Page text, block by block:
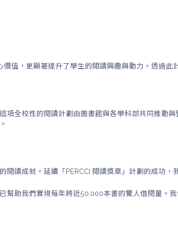
值，更顯著提升了學生的閱讀興趣與動力。透過此
全校性的閱讀計劃由圖書館與各學科部共同推動
讀成就。延續「PERCCI 閱讀獎章」計劃的成功
助我們實現每年將近50,000本書的驚人借閱量。